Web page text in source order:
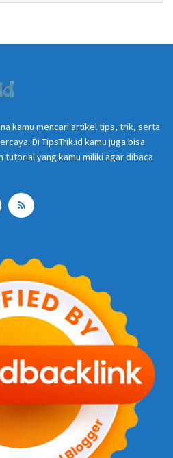
kamu mencari artikel tips, trik, serta
Di TipsTrik.id kamu juga bisa
yang kamu miliki agar dibaca